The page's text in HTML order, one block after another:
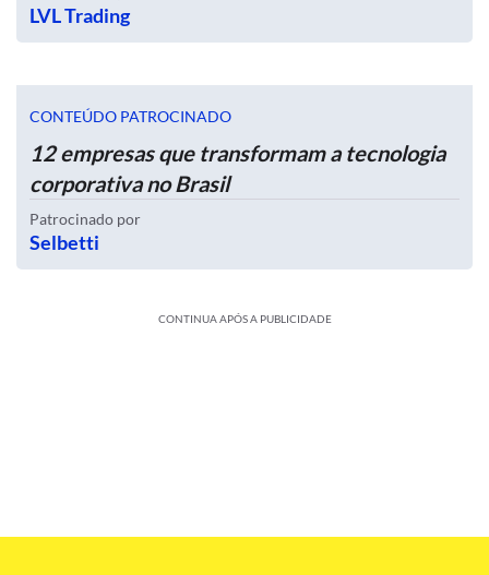
LVL Trading
CONTEÚDO PATROCINADO
12 empresas que transformam a tecnologia
corporativa no Brasil
Patrocinado por
Selbetti
CONTINUA APÓS A PUBLICIDADE